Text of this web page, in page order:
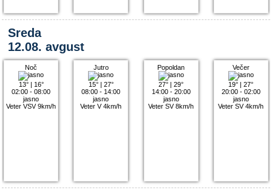
Sreda
12.08. avgust
Noč
13°| 16°
02:00 - 08:00
jasno
Veter VSV 9km/h
Jutro
15°| 27°
08:00 - 14:00
jasno
Veter V 4km/h
Popoldan
27° |29°
14:00 - 20:00
jasno
Veter SV 8km/h
Večer
19° |27°
20:00 - 02:00
jasno
Veter SV 4km/h